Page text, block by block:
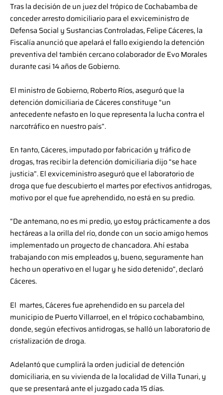
Tras la decisión de un juez del trópico de Cochabamba de
conceder arresto domiciliario para el exviceministro de
Defensa Social y Sustancias Controladas, Felipe Cáceres, la
Fiscalía anunció que apelará el fallo exigiendo la detención
preventiva del también cercano colaborador de Evo Morales
durante casi 14 años de Gobierno.
El ministro de Gobierno, Roberto Ríos, aseguró que la
detención domiciliaria de Cáceres constituye “un
antecedente nefasto en lo que representa la lucha contra el
narcotráfico en nuestro país”.
En tanto, Cáceres, imputado por fabricación y tráfico de
drogas, tras recibir la detención domiciliaria dijo “se hace
justicia”. El exviceministro aseguró que el laboratorio de
droga que fue descubierto el martes por efectivos antidrogas,
motivo por el que fue aprehendido, no está en su predio.
“De antemano, no es mi predio, yo estoy prácticamente a dos
hectáreas a la orilla del río, donde con un socio amigo hemos
implementado un proyecto de chancadora. Ahí estaba
trabajando con mis empleados y, bueno, seguramente han
hecho un operativo en el lugar y he sido detenido”, declaró
Cáceres.
El martes, Cáceres fue aprehendido en su parcela del
municipio de Puerto Villarroel, en el trópico cochabambino,
donde, según efectivos antidrogas, se halló un laboratorio de
cristalización de droga.
Adelantó que cumplirá la orden judicial de detención
domiciliaria, en su vivienda de la localidad de Villa Tunari, y
que se presentará ante el juzgado cada 15 días.